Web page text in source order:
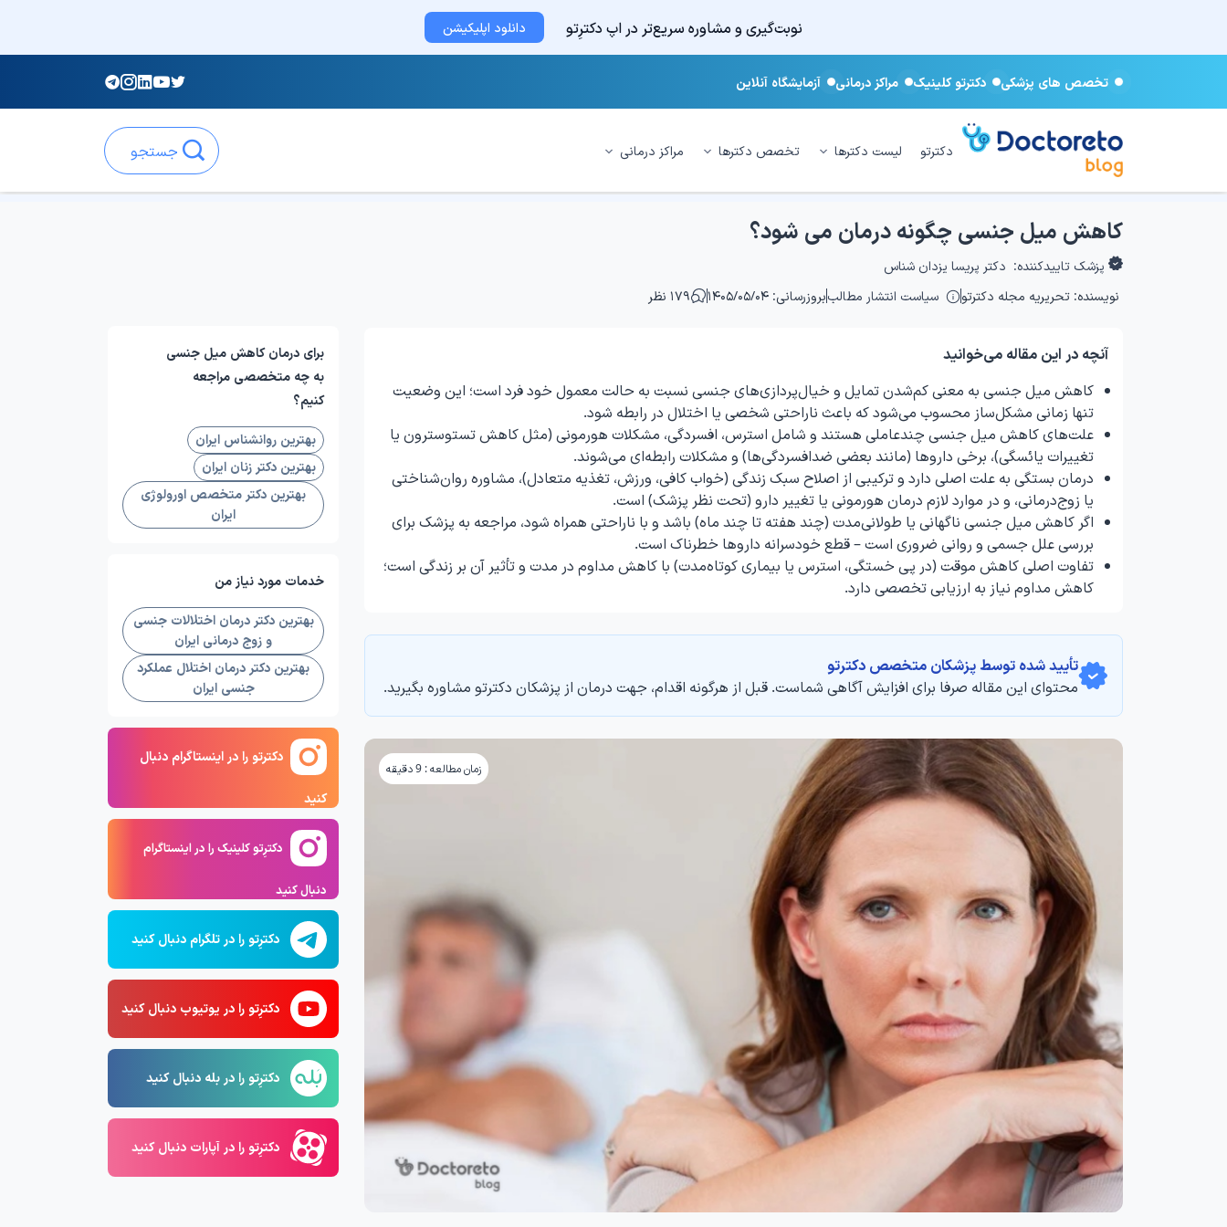
نوبت‌گیری و مشاوره سریع‌تر در اپ دکترِتو دانلود اپلیکیشن
تخصص های پزشکی دکترتو کلینیک مراکز درمانی آزمایشگاه آنلاین
دکترتو لیست دکترها تخصص دکترها مراکز درمانی جستجو
کاهش میل جنسی چگونه درمان می‌ شود؟
پزشک تاییدکننده: دکتر پریسا یزدان شناس
نویسنده: تحریریه مجله دکترتو سیاست انتشار مطالببروزرسانی: ۱۴۰۵/۰۵/۰۴ ۱۷۹ نظر
آنچه در این مقاله می‌خوانید
کاهش میل جنسی به معنی کم‌شدن تمایل و خیال‌پردازی‌های جنسی نسبت به حالت معمول خود فرد است؛ این وضعیت
تنها زمانی مشکل‌ساز محسوب می‌شود که باعث ناراحتی شخصی یا اختلال در رابطه شود.
علت‌های کاهش میل جنسی چندعاملی هستند و شامل استرس، افسردگی، مشکلات هورمونی (مثل کاهش تستوسترون یا
تغییرات یائسگی)، برخی داروها (مانند بعضی ضدافسردگی‌ها) و مشکلات رابطه‌ای می‌شوند.
درمان بستگی به علت اصلی دارد و ترکیبی از اصلاح سبک زندگی (خواب کافی، ورزش، تغذیه متعادل)، مشاوره روان‌شناختی
یا زوج‌درمانی، و در موارد لازم درمان هورمونی یا تغییر دارو (تحت نظر پزشک) است.
اگر کاهش میل جنسی ناگهانی یا طولانی‌مدت (چند هفته تا چند ماه) باشد و با ناراحتی همراه شود، مراجعه به پزشک برای
بررسی علل جسمی و روانی ضروری است – قطع خودسرانه داروها خطرناک است.
تفاوت اصلی کاهش موقت (در پی خستگی، استرس یا بیماری کوتاه‌مدت) با کاهش مداوم در مدت و تأثیر آن بر زندگی است؛
کاهش مداوم نیاز به ارزیابی تخصصی دارد.
تأیید‌‌‌‌‌‌‌ شده توسط پزشکان متخصص دکترتو
محتوای این مقاله صرفا برای افزایش آگاهی شماست. قبل از هرگونه اقدام، جهت درمان از پزشکان دکترتو مشاوره بگیرید.
زمان مطالعه : 9 دقیقه
برای درمان کاهش میل جنسی
به چه متخصصی مراجعه
کنیم؟
بهترین روانشناس ایران
بهترین دکتر زنان ایران
بهترین دکتر متخصص اورولوژی
ایران
خدمات مورد نیاز من
بهترین دکتر درمان اختلالات جنسی
و زوج درمانی ایران
بهترین دکتر درمان اختلال عملکرد
جنسی ایران
دکترتو را در اینستاگرام دنبال
کنید
دکترِتو کلینیک را در اینستاگرام
دنبال کنید
دکترِتو را در تلگرام دنبال کنید
دکترِتو را در یوتیوب دنبال کنید
دکترِتو را در بله دنبال کنید
دکترِتو را در آپارات دنبال کنید